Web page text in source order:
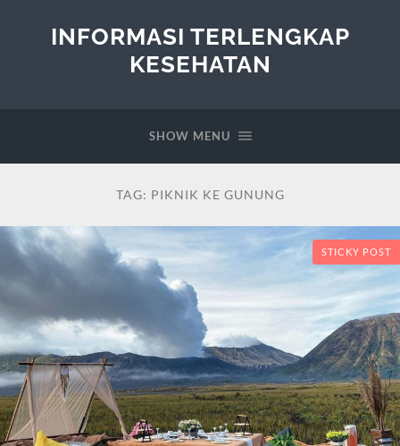
INFORMASI TERLENGKAP
KESEHATAN
SHOW MENU
TAG: PIKNIK KE GUNUNG
STICKY POST